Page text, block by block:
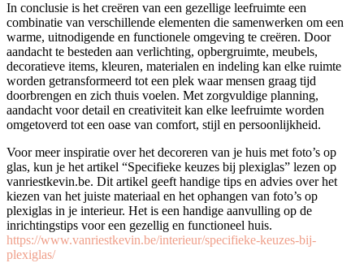
In conclusie is het creëren van een gezellige leefruimte een
combinatie van verschillende elementen die samenwerken om een
warme, uitnodigende en functionele omgeving te creëren. Door
aandacht te besteden aan verlichting, opbergruimte, meubels,
decoratieve items, kleuren, materialen en indeling kan elke ruimte
worden getransformeerd tot een plek waar mensen graag tijd
doorbrengen en zich thuis voelen. Met zorgvuldige planning,
aandacht voor detail en creativiteit kan elke leefruimte worden
omgetoverd tot een oase van comfort, stijl en persoonlijkheid.
Voor meer inspiratie over het decoreren van je huis met foto’s op
glas, kun je het artikel “Specifieke keuzes bij plexiglas” lezen op
vanriestkevin.be. Dit artikel geeft handige tips en advies over het
kiezen van het juiste materiaal en het ophangen van foto’s op
plexiglas in je interieur. Het is een handige aanvulling op de
inrichtingstips voor een gezellig en functioneel huis.
https://www.vanriestkevin.be/interieur/specifieke-keuzes-bij-
plexiglas/